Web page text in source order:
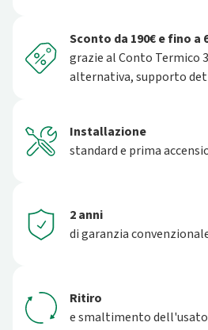
Sconto da 190€ e fino a
grazie al Conto Termico
alternativa, supporto
Installazione
standard e prima
2 anni
di garanzia
Ritiro
e smaltimento dell'usato